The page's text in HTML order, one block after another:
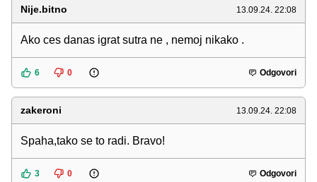
Nije.bitno 13.09.24. 22:08
Ako ces danas igrat sutra ne , nemoj nikako .
6 0 Odgovori
zakeroni 13.09.24. 22:08
Spaha,tako se to radi. Bravo!
3 0 Odgovori